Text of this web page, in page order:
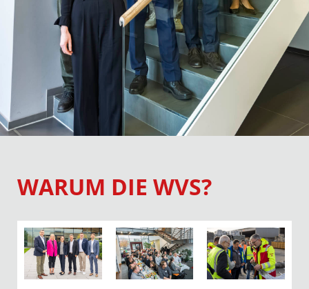
WARUM DIE WVS?